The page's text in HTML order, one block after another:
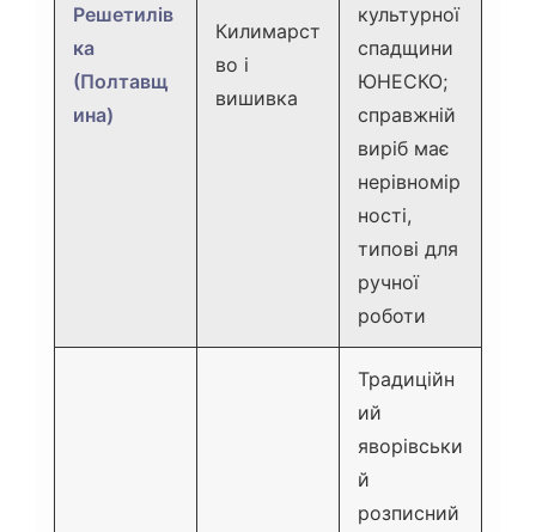
Решетилів
ка
(Полтавщ
ина)
Килимарст
во і
вишивка
культурної
спадщини
ЮНЕСКО;
справжній
виріб має
нерівномір
ності,
типові для
ручної
роботи
Традиційн
ий
яворівськи
й
розписний